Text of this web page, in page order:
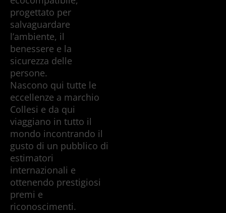
progettato per
salvaguardare
l’ambiente, il
benessere e la
sicurezza delle
persone.
Nascono qui tutte le
eccellenze a marchio
Collesi e da qui
viaggiano in tutto il
mondo incontrando il
gusto di un pubblico di
estimatori
internazionali e
ottenendo prestigiosi
premi e
riconoscimenti.